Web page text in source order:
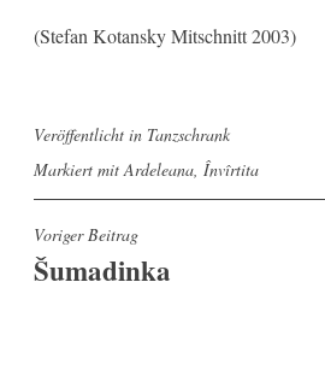
(Stefan Kotansky Mitschnitt 2003)
Veröffentlicht in Tanzschrank
Markiert mitArdeleana, Învîrtita
Beitragsnavigation
Voriger Beitrag
Šumadinka